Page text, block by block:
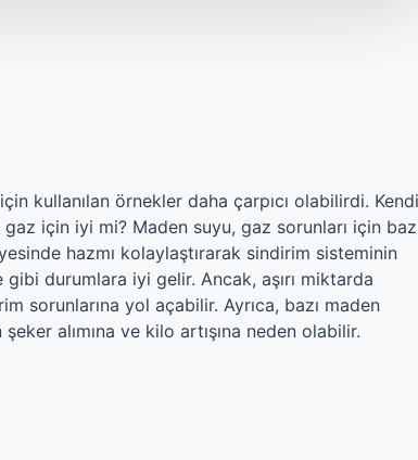
kullanılan örnekler daha çarpıcı olabilirdi. Kendi
için iyi mi? Maden suyu, gaz sorunları için
hazmı kolaylaştırarak sindirim sisteminin
gibi durumlara iyi gelir. Ancak, aşırı miktarda
sorunlarına yol açabilir. Ayrıca, bazı maden
alımına ve kilo artışına neden olabilir.